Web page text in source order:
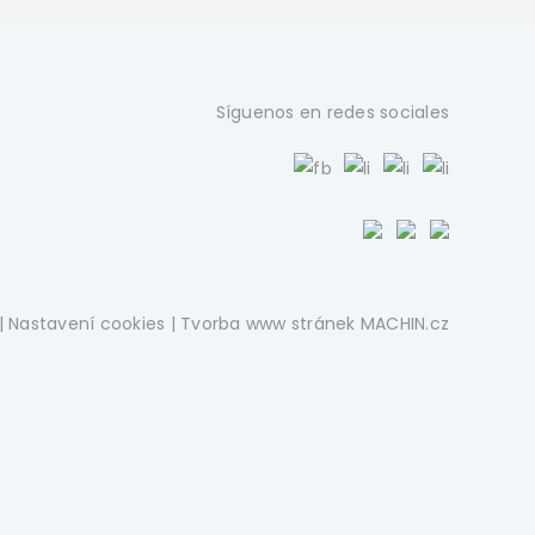
Síguenos en redes sociales
Nastavení cookies | Tvorba www stránek MACHIN.cz